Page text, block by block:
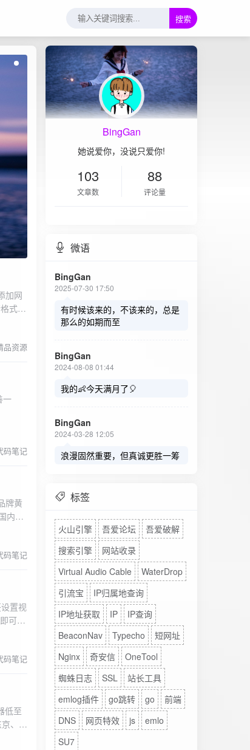
搜索
加网
式验
以选
/
测间
会进
进
到最
品资源
一
码笔记
牌黄
内黄
码笔记
置视
可。
码笔记
、美
BingGan
她说爱你，没说只爱你!
103
文章数
88
评论量
微语
BingGan
2025-07-30 17:50
有时候该来的，不该来的，总是
那么的如期而至
BingGan
2024-08-08 01:44
我的👶今天满月了🎈
BingGan
2024-03-28 12:05
浪漫固然重要，但真诚更胜一筹
标签
火山引擎 吾爱论坛
吾爱破解
搜索引擎
网站收录
Virtual Audio Cable
WaterDrop
引流宝
IP归属地查询
IP地址获取
IP
IP查询
BeaconNav
Typecho
短网址
Nginx
奇安信
OneTool
蜘蛛日志
SSL
站长工具
emlog插件
go跳转 go
前端
DNS
网页特效 js
emlo
SU7